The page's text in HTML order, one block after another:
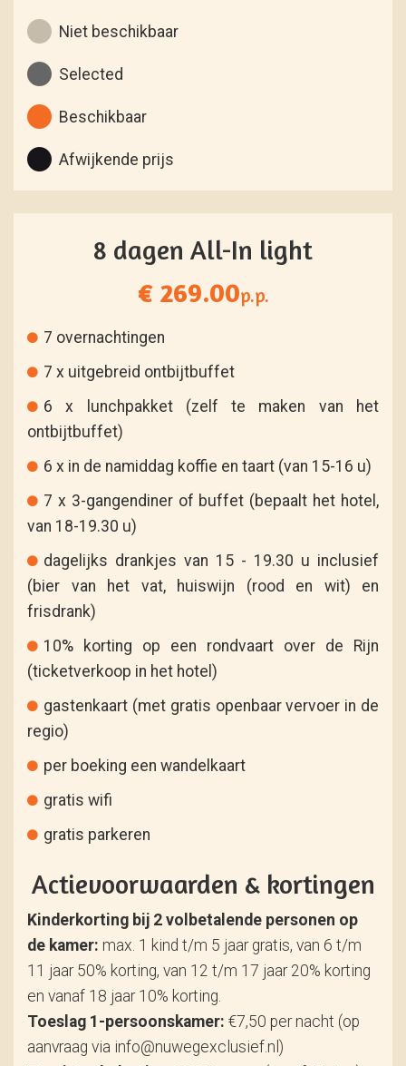
Niet beschikbaar
Selected
Beschikbaar
Afwijkende prijs
8 dagen All-In light
€ 269.00p.p.
7 overnachtingen
7 x uitgebreid ontbijtbuffet
6 x lunchpakket (zelf te maken van het
ontbijtbuffet)
6 x in de namiddag koffie en taart (van 15-16 u)
7 x 3-gangendiner of buffet (bepaalt het hotel,
van 18-19.30 u)
dagelijks drankjes van 15 - 19.30 u inclusief
(bier van het vat, huiswijn (rood en wit) en
frisdrank)
10% korting op een rondvaart over de Rijn
(ticketverkoop in het hotel)
gastenkaart (met gratis openbaar vervoer in de
regio)
per boeking een wandelkaart
gratis wifi
gratis parkeren
Actievoorwaarden & kortingen
Kinderkorting bij 2 volbetalende personen op
de kamer: max. 1 kind t/m 5 jaar gratis, van 6 t/m
11 jaar 50% korting, van 12 t/m 17 jaar 20% korting
en vanaf 18 jaar 10% korting.
Toeslag 1-persoonskamer: €7,50 per nacht (op
aanvraag via info@nuwegexclusief.nl)